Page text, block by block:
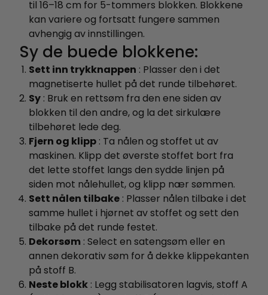
til 16–18 cm for 5-tommers blokken. Blokkene
kan variere og fortsatt fungere sammen
avhengig av innstillingen.
Sy de buede blokkene:
Sett inn trykknappen : Plasser den i det
magnetiserte hullet på det runde tilbehøret.
Sy : Bruk en rettsøm fra den ene siden av
blokken til den andre, og la det sirkulære
tilbehøret lede deg.
Fjern og klipp : Ta nålen og stoffet ut av
maskinen. Klipp det øverste stoffet bort fra
det lette stoffet langs den sydde linjen på
siden mot nålehullet, og klipp nær sømmen.
Sett nålen tilbake : Plasser nålen tilbake i det
samme hullet i hjørnet av stoffet og sett den
tilbake på det runde festet.
Dekorsøm : Select en satengsøm eller en
annen dekorativ søm for å dekke klippekanten
på stoff B.
Neste blokk : Legg stabilisatoren lagvis, stoff A